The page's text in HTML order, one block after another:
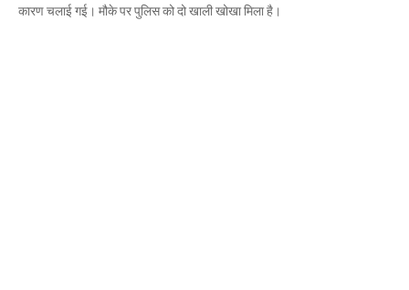
कारण चलाई गई। मौके पर पुलिस को दो खाली खोखा मिला है।